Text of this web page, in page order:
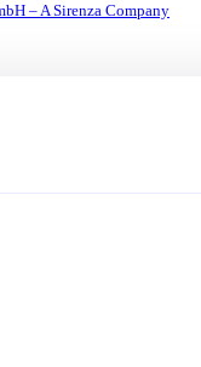
– A Sirenza Company